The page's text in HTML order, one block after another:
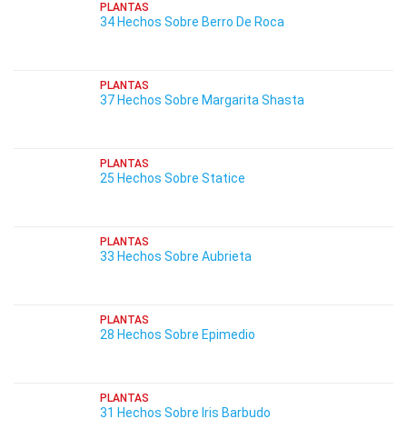
PLANTAS
34 Hechos Sobre Berro De Roca
PLANTAS
37 Hechos Sobre Margarita Shasta
PLANTAS
25 Hechos Sobre Statice
PLANTAS
33 Hechos Sobre Aubrieta
PLANTAS
28 Hechos Sobre Epimedio
PLANTAS
31 Hechos Sobre Iris Barbudo